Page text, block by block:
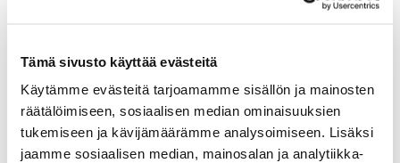
Tämä sivusto käyttää evästeitä
Käytämme evästeitä tarjoamamme sisällön ja mainosten
räätälöimiseen, sosiaalisen median ominaisuuksien
tukemiseen ja kävijämäärämme analysoimiseen. Lisäksi
jaamme sosiaalisen median, mainosalan ja analytiikka-
kilpagolfista kansallisella ja
kansainvälisellä tasolla. Tällä
hetkellä hän pelaa yliopistogolfia
Yhdysvalloissa.